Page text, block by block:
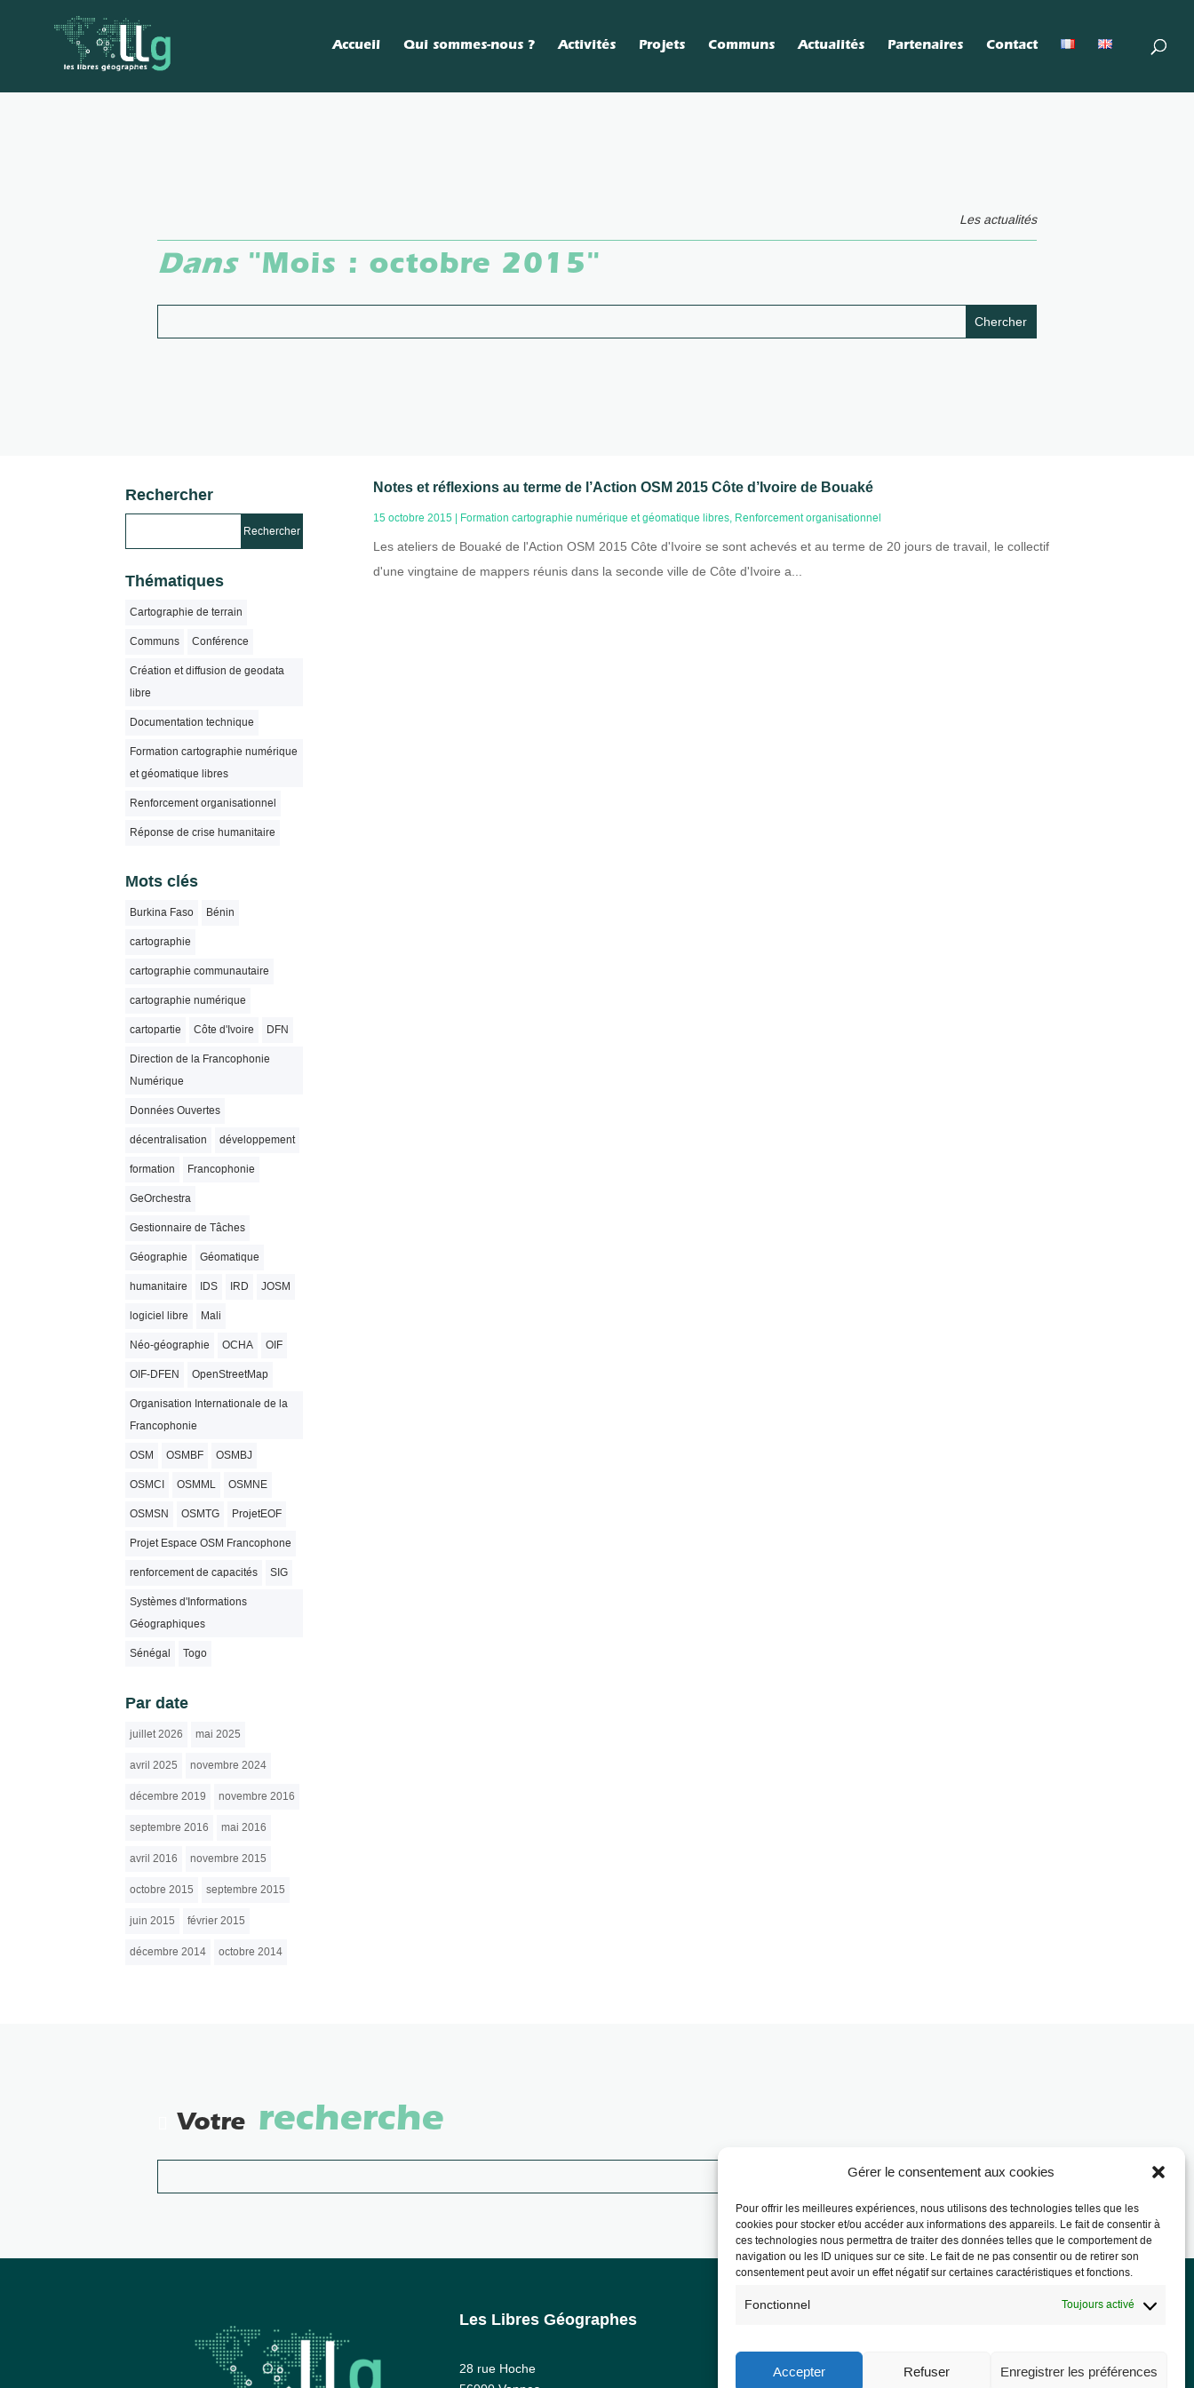
Gérer le consentement aux cookies
Pour offrir les meilleures expériences, nous utilisons des technologies telles que les
cookies pour stocker et/ou accéder aux informations des appareils. Le fait de consentir à
ces technologies nous permettra de traiter des données telles que le comportement de
navigation ou les ID uniques sur ce site. Le fait de ne pas consentir ou de retirer son
consentement peut avoir un effet négatif sur certaines caractéristiques et fonctions.
Fonctionnel Toujours activé
Accepter Refuser Enregistrer les préférences
Accueil Qui sommes-nous ? Activités Projets Communs Actualités Partenaires Contact
Les actualités
Dans"Mois : octobre 2015"
Rechercher
Thématiques
Cartographie de terrain
Communs Conférence
Création et diffusion de geodata
libre
Documentation technique
Formation cartographie numérique
et géomatique libres
Renforcement organisationnel
Réponse de crise humanitaire
Mots clés
Burkina Faso Bénin
cartographie
cartographie communautaire
cartographie numérique
cartopartie Côte d'Ivoire DFN
Direction de la Francophonie
Numérique
Données Ouvertes
décentralisation développement
formation Francophonie
GeOrchestra
Gestionnaire de Tâches
Géographie Géomatique
humanitaire IDS IRD JOSM
logiciel libre Mali
Néo-géographie OCHA OIF
OIF-DFEN OpenStreetMap
Organisation Internationale de la
Francophonie
OSM OSMBF OSMBJ
OSMCI OSMML OSMNE
OSMSN OSMTG ProjetEOF
Projet Espace OSM Francophone
renforcement de capacités SIG
Systèmes d'Informations
Géographiques
Sénégal Togo
Par date
juillet 2026 mai 2025
avril 2025 novembre 2024
décembre 2019 novembre 2016
septembre 2016 mai 2016
avril 2016 novembre 2015
octobre 2015 septembre 2015
juin 2015 février 2015
décembre 2014 octobre 2014
Notes et réflexions au terme de l’Action OSM 2015 Côte d’Ivoire de Bouaké
15 octobre 2015 | Formation cartographie numérique et géomatique libres, Renforcement organisationnel
Les ateliers de Bouaké de l'Action OSM 2015 Côte d'Ivoire se sont achevés et au terme de 20 jours de travail, le collectif
d'une vingtaine de mappers réunis dans la seconde ville de Côte d'Ivoire a...
Votre recherche
Les Libres Géographes
28 rue Hoche
Mentions légales
RGPD